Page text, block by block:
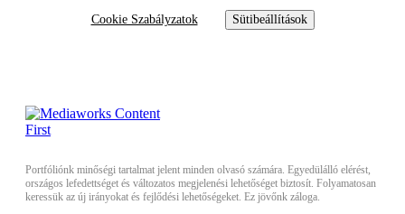
Cookie Szabályzatok Sütibeállítások
Portfóliónk minőségi tartalmat jelent minden olvasó számára. Egyedülálló elérést,
országos lefedettséget és változatos megjelenési lehetőséget biztosít. Folyamatosan
keressük az új irányokat és fejlődési lehetőségeket. Ez jövőnk záloga.